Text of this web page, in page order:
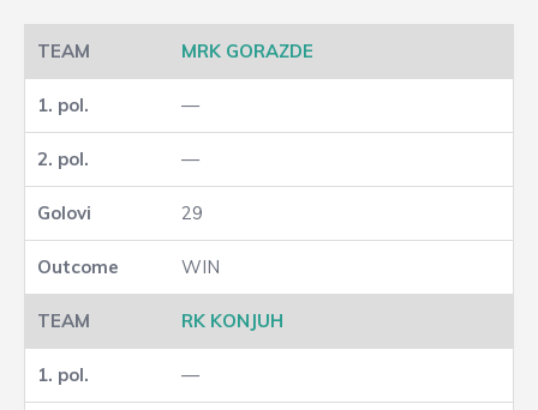
MRK GORAZDE
—
—
29
WIN
RK KONJUH
—